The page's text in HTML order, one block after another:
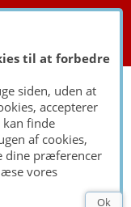
Ok
til at forbedre
siden, uden at
accepterer
kan finde
af cookies,
dine præferencer
vores